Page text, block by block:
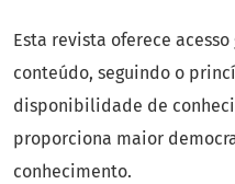
Esta revista oferece
conteúdo, seguindo o
disponibilidade de
proporciona maior
conhecimento.